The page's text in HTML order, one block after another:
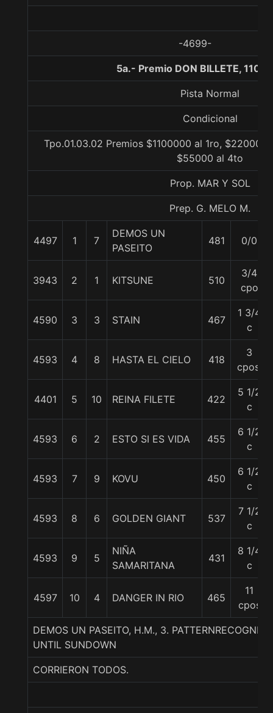
-4699-
5a.- Premio DON BILLETE, 1100
Pista Normal
Condicional
Tpo.01.03.02 Premios $1100000 al 1ro, $220000
$55000 al 4to
Prop. MAR Y SOL
Prep. G. MELO M.
4497 1 7
DEMOS UN
PASEITO
481 0/0
3943 2 1 KITSUNE 510
3/4
cpo
4590 3 3 STAIN 467
1 3/4
c
4593 4 8 HASTA EL CIELO 418
3
cpos.
4401 5 10 REINA FILETE 422
5 1/2
c
4593 6 2 ESTO SI ES VIDA 455
6 1/2
c
4593 7 9 KOVU 450
6 1/2
c
4593 8 6 GOLDEN GIANT 537
7 1/2
c
4593 9 5
NIÑA
SAMARITANA
431
8 1/4
c
4597 10 4 DANGER IN RIO 465
11
cpos
DEMOS UN PASEITO, H.M., 3.
UNTIL SUNDOWN
CORRIERON TODOS.